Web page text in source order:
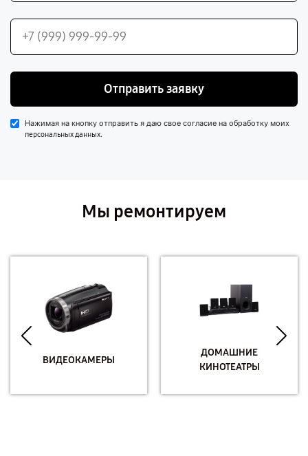
Отправить заявку
Нажимая на кнопку отправить я даю свое согласие на обработку моих
персональных данных.
Мы ремонтируем
ВИДЕОКАМЕРЫ
ДОМАШНИЕ
КИНОТЕАТРЫ